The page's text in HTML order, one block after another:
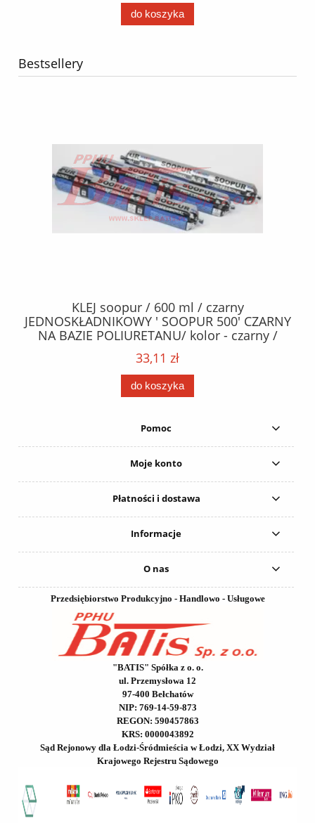
do koszyka
Bestsellery
KLEJ soopur / 600 ml / czarny
JEDNOSKŁADNIKOWY ' SOOPUR 500' CZARNY
NA BAZIE POLIURETANU/ kolor - czarny /
karton 20 szt. / pistolet do kleju 307730 /
33,11 zł
do koszyka
Pomoc
Moje konto
Płatności i dostawa
Informacje
O nas
Przedsiębiorstwo Produkcyjno - Handlowo - Usługowe
"BATIS" Spółka z o. o.
ul. Przemysłowa 12
97-400 Bełchatów
NIP: 769-14-59-873
REGON: 590457863
KRS: 0000043892
Sąd Rejonowy dla Łodzi-Śródmieścia w Łodzi, XX Wydział
Krajowego Rejestru Sądowego